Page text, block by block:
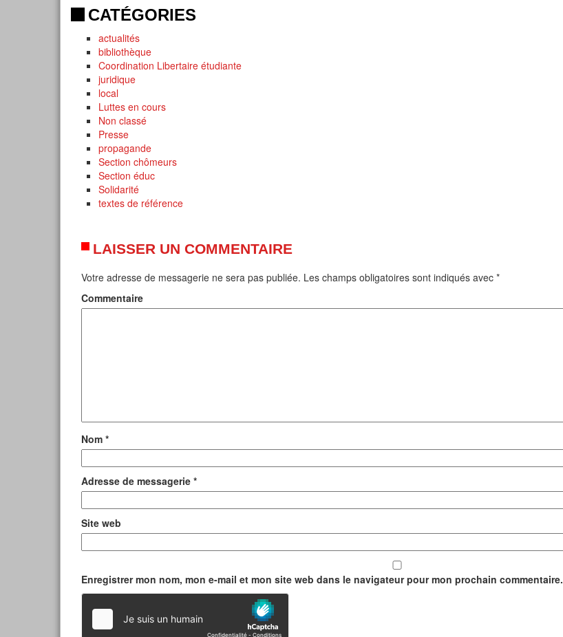
CATÉGORIES
actualités
bibliothèque
Coordination Libertaire étudiante
juridique
local
Luttes en cours
Non classé
Presse
propagande
Section chômeurs
Section éduc
Solidarité
textes de référence
LAISSER UN COMMENTAIRE
Votre adresse de messagerie ne sera pas publiée. Les champs obligatoires sont indiqués avec *
Commentaire
Nom *
Adresse de messagerie *
Site web
Enregistrer mon nom, mon e-mail et mon site web dans le navigateur pour mon prochain commentaire.